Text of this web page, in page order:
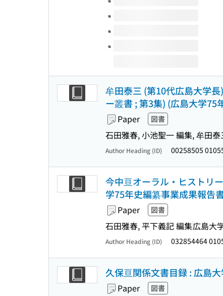
牟田泰三 (第10代広島大学
ー叢書 ; 第3集) (広島大学75
Paper 図書
石田雅春, 小池聖一 編集, 牟田泰
Author Heading (ID) 00258505
今中亘オーラル・ヒストリ
学75年史編纂事業成果報告
Paper 図書
石田雅春, 平下義記 編集広島大
Author Heading (ID) 032854464
久保亘関係文書目録 : 広島
Paper 図書